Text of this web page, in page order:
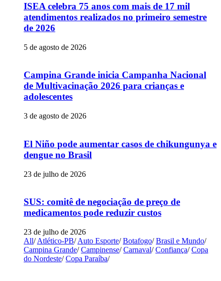
ISEA celebra 75 anos com mais de 17 mil
atendimentos realizados no primeiro semestre
de 2026
5 de agosto de 2026
Campina Grande inicia Campanha Nacional
de Multivacinação 2026 para crianças e
adolescentes
3 de agosto de 2026
El Niño pode aumentar casos de chikungunya e
dengue no Brasil
23 de julho de 2026
SUS: comitê de negociação de preço de
medicamentos pode reduzir custos
23 de julho de 2026
All/ Atlético-PB/ Auto Esporte/ Botafogo/ Brasil e Mundo/
Campina Grande/ Campinense/ Carnaval/ Confiança/ Copa
do Nordeste/ Copa Paraíba/